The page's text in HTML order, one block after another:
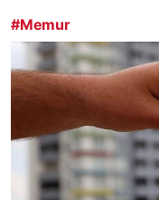
#Memur